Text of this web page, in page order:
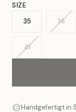
SIZE
35 36
41
Handgefertigt in